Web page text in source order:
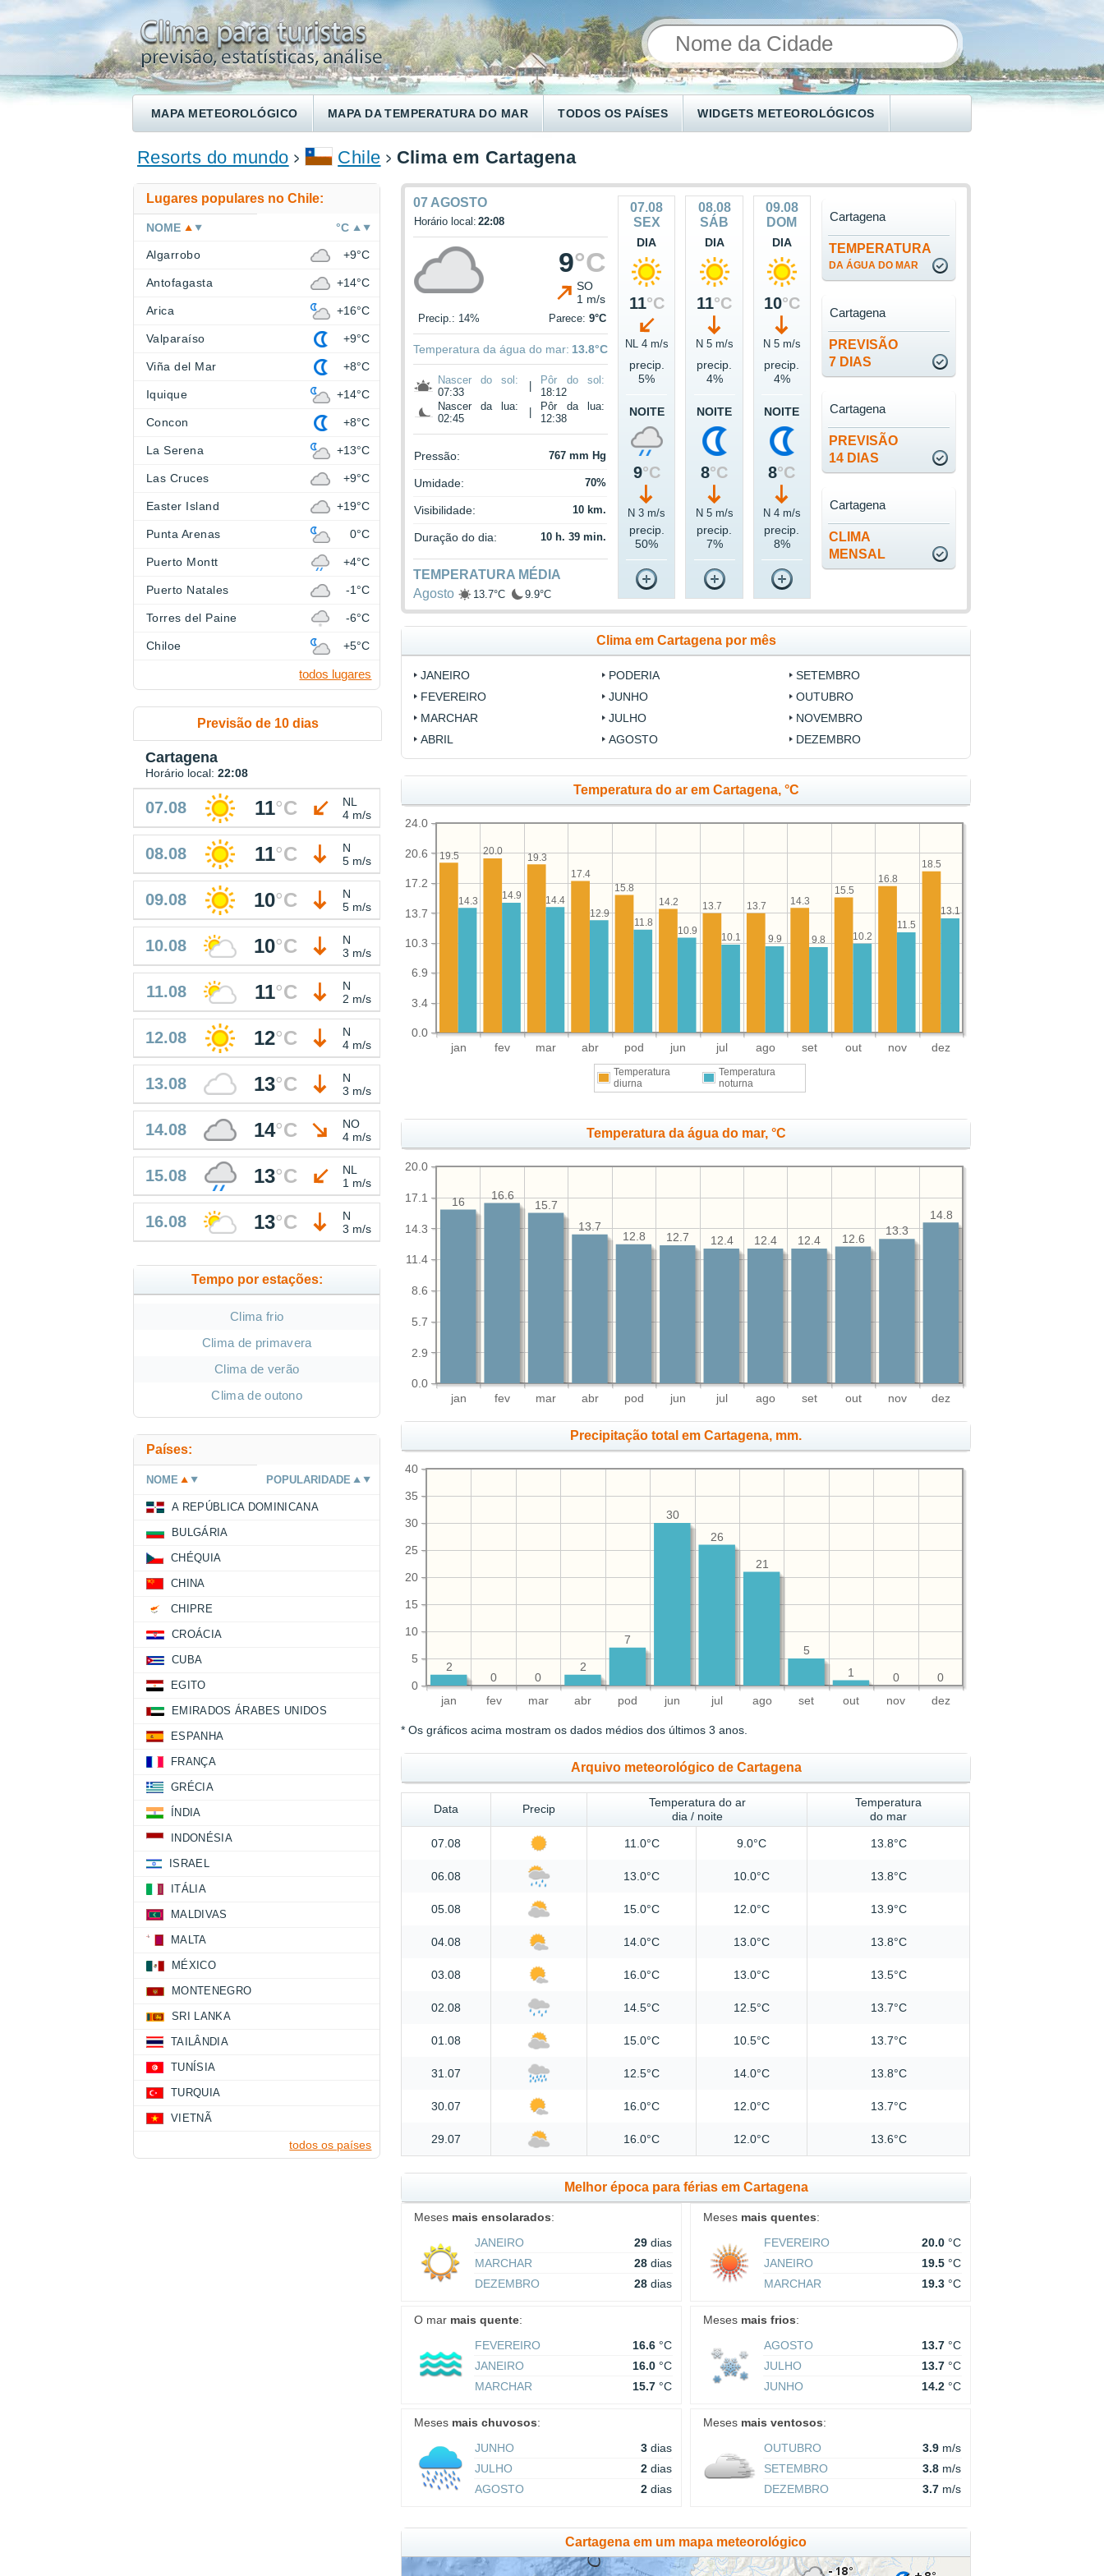
MAPA METEOROLÓGICO MAPA DA TEMPERATURA DO MAR TODOS OS PAÍSES WIDGETS METEOROLÓGICOS
ENCONTRE UM HOTEL
Resorts do mundo Chile Clima em Cartagena
07 AGOSTO
Horário local: 22:08
9°C
SO
1 m/s
Precip.: 14% Parece:9°C
Temperatura da água do mar: 13.8°C
Nascer do sol:
07:33
Pôr do sol:
18:12
Nascer da lua:
02:45
Pôr da lua:
12:38
Pressão: 767 mm Hg
Umidade: 70%
Visibilidade: 10 km.
Duração do dia: 10 h. 39 min.
TEMPERATURA MÉDIA
Agosto
13.7°C 9.9°C
07.08
SEX
DIA
11°C
NL 4 m/s
precip.
5%
NOITE
9°C
N 3 m/s
precip.
50%
08.08
SÁB
DIA
11°C
N 5 m/s
precip.
4%
NOITE
8°C
N 5 m/s
precip.
7%
09.08
DOM
DIA
10°C
N 5 m/s
precip.
4%
NOITE
8°C
N 4 m/s
precip.
8%
TEMPERATURA
DA ÁGUA DO MAR
Cartagena
PREVISÃO
7 DIAS
Cartagena
PREVISÃO
14 DIAS
Cartagena
CLIMA
MENSAL
Cartagena
Clima em Cartagena por mês
JANEIRO
FEVEREIRO
MARCHAR
ABRIL
PODERIA
JUNHO
JULHO
AGOSTO
SETEMBRO
OUTUBRO
NOVEMBRO
DEZEMBRO
Temperatura do ar em Cartagena, °C
jan fev mar abr pod jun jul ago set out nov dez
0.0
3.4
6.9
10.3
13.7
17.2
20.6
24.0
18.5
16.8
15.5
14.3
13.7
13.7
14.2
15.8
17.4
19.3
20.0
19.5
13.1
11.5
10.2
9.8
9.9
10.1
10.9
11.8
12.9
14.4
14.9
14.3
Temperatura
diurna
Temperatura
noturna
Temperatura da água do mar, °C
jan fev mar abr pod jun jul ago set out nov dez
0.0
2.9
5.7
8.6
11.4
14.3
17.1
20.0
14.8
13.3
12.6
12.4
12.4
12.4
12.7
12.8
13.7
15.7
16.6
16
Precipitação total em Cartagena, mm.
jan fev mar abr pod jun jul ago set out nov dez
0
5
10
15
20
25
30
35
40
0
0
1
5
21
26
30
7
2
0
0
2
* Os gráficos acima mostram os dados médios dos últimos 3 anos.
Arquivo meteorológico de Cartagena
Data Precip
Temperatura do ar
dia / noite
Temperatura
do mar
07.08 11.0°C 9.0°C 13.8°C
06.08 13.0°C 10.0°C 13.8°C
05.08 15.0°C 12.0°C 13.9°C
04.08 14.0°C 13.0°C 13.8°C
03.08 16.0°C 13.0°C 13.5°C
02.08 14.5°C 12.5°C 13.7°C
01.08 15.0°C 10.5°C 13.7°C
31.07 12.5°C 14.0°C 13.8°C
30.07 16.0°C 12.0°C 13.7°C
29.07 16.0°C 12.0°C 13.6°C
Melhor época para férias em Cartagena
Meses mais ensolarados:
JANEIRO
29 dias
MARCHAR
28 dias
DEZEMBRO
28 dias
Meses mais quentes:
FEVEREIRO
20.0 °C
JANEIRO
19.5 °C
MARCHAR
19.3 °C
O mar mais quente:
FEVEREIRO
16.6 °C
JANEIRO
16.0 °C
MARCHAR
15.7 °C
Meses mais frios:
AGOSTO
13.7 °C
JULHO
13.7 °C
JUNHO
14.2 °C
Meses mais chuvosos:
JUNHO
3 dias
JULHO
2 dias
AGOSTO
2 dias
Meses mais ventosos:
OUTUBRO
3.9 m/s
SETEMBRO
3.8 m/s
DEZEMBRO
3.7 m/s
Cartagena em um mapa meteorológico
Lugares populares no Chile:
NOME °C
Algarrobo +9°C
Antofagasta +14°C
Arica +16°C
Valparaíso +9°C
Viña del Mar +8°C
Iquique +14°C
Concon +8°C
La Serena +13°C
Las Cruces +9°C
Easter Island +19°C
Punta Arenas 0°C
Puerto Montt +4°C
Puerto Natales -1°C
Torres del Paine -6°C
Chiloe +5°C
todos lugares
Previsão de 10 dias
Cartagena
Horário local: 22:08
07.08 11°C
NL
4 m/s
08.08 11°C
N
5 m/s
09.08 10°C
N
5 m/s
10.08 10°C
N
3 m/s
11.08 11°C
N
2 m/s
12.08 12°C
N
4 m/s
13.08 13°C
N
3 m/s
14.08 14°C
NO
4 m/s
15.08 13°C
NL
1 m/s
16.08 13°C
N
3 m/s
Tempo por estações:
Clima frio
Clima de primavera
Clima de verão
Clima de outono
Países:
NOME POPULARIDADE
A REPÚBLICA DOMINICANA
BULGÁRIA
CHÉQUIA
CHINA
CHIPRE
CROÁCIA
CUBA
EGITO
EMIRADOS ÁRABES UNIDOS
ESPANHA
FRANÇA
GRÉCIA
ÍNDIA
INDONÉSIA
ISRAEL
ITÁLIA
MALDIVAS
MALTA
MÉXICO
MONTENEGRO
SRI LANKA
TAILÂNDIA
TUNÍSIA
TURQUIA
VIETNÃ
todos os países